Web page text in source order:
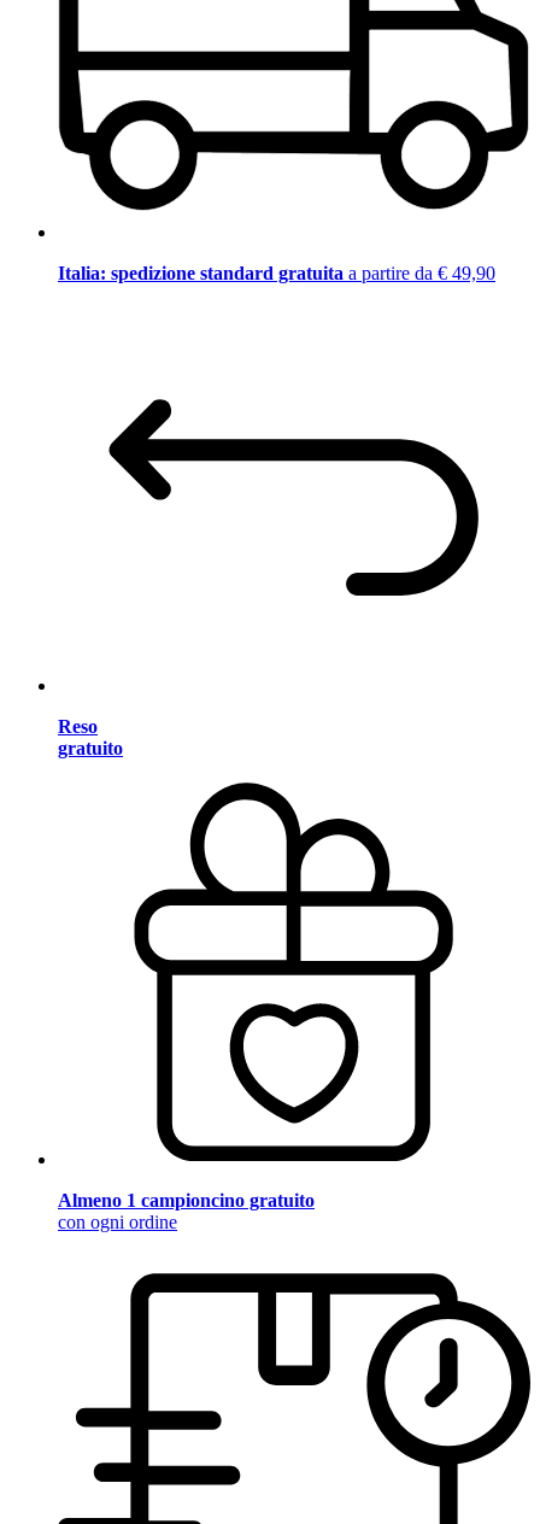
Italia: spedizione standard gratuita a partire da € 49,90
Reso
gratuito
Almeno 1 campioncino gratuito
con ogni ordine